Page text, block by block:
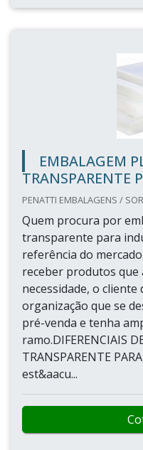
EMBALAGEM
TRANSPARENTE
PENATTI EMBALAGENS /
Quem procura por
transparente para
referência do
receber produtos que
necessidade, o cliente
organização que se
pré-venda e tenha
ramo.DIFERENCIAIS
TRANSPARENTE
est&aacu...